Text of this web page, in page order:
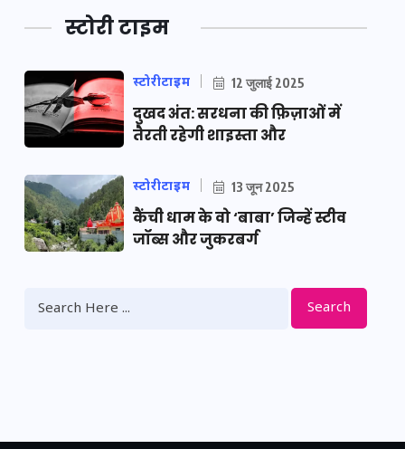
स्टोरी टाइम
स्टोरीटाइम 12 जुलाई 2025
दुखद अंत: सरधना की फ़िज़ाओं में
तैरती रहेगी शाइस्ता और
स्टोरीटाइम 13 जून 2025
कैंची धाम के वो ‘बाबा’ जिन्हें स्टीव
जॉब्स और जुकरबर्ग
Search